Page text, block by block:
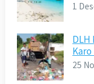
1
DLH
25